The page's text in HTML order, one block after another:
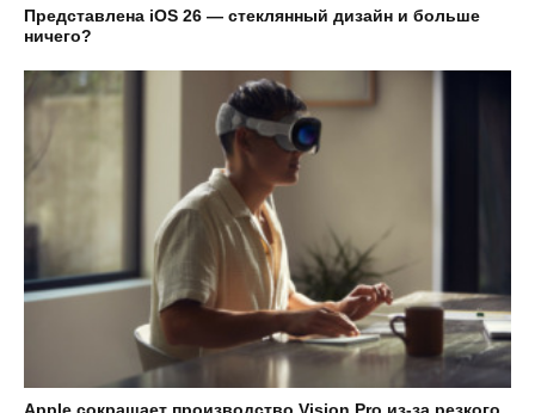
Представлена iOS 26 — стеклянный дизайн и больше
ничего?
Apple сокращает производство Vision Pro из-за резкого